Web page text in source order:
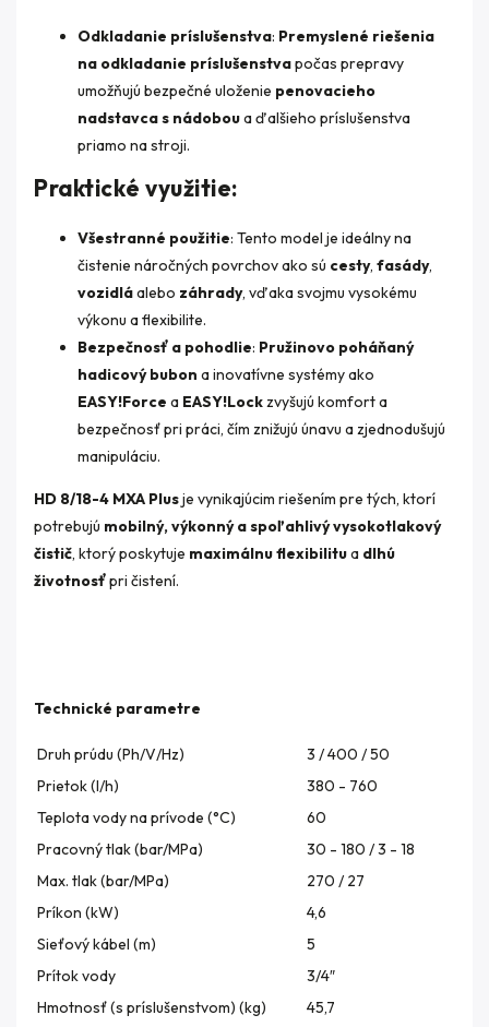
Odkladanie príslušenstva: Premyslené riešenia
na odkladanie príslušenstvapočas prepravy
umožňujú bezpečné uloženie penovacieho
nadstavca s nádoboua ďalšieho príslušenstva
priamo na stroji.
Praktické využitie:
Všestranné použitie: Tento model je ideálny na
čistenie náročných povrchov ako sú cesty, fasády,
vozidláalebo záhrady, vďaka svojmu vysokému
výkonu a flexibilite.
Bezpečnosť a pohodlie: Pružinovo poháňaný
hadicový bubon a inovatívne systémy ako
EASY!Force a EASY!Lock zvyšujú komfort a
bezpečnosť pri práci, čím znižujú únavu a zjednodušujú
manipuláciu.
HD 8/18-4 MXA Plusje vynikajúcim riešením pre tých, ktorí
potrebujú mobilný, výkonný a spoľahlivý vysokotlakový
čistič, ktorý poskytuje maximálnu flexibilitua dlhú
životnosťpri čistení.
Technické parametre
Druh prúdu (Ph/V/Hz)
3 / 400 / 50
Prietok (l/h)
380 - 760
Teplota vody na prívode (°C)
60
Pracovný tlak (bar/MPa)
30 - 180 / 3 - 18
Max. tlak (bar/MPa)
270 / 27
Príkon (kW)
4,6
Sieťový kábel (m)
5
Prítok vody
3/4″
Hmotnosť (s príslušenstvom) (kg)
45,7